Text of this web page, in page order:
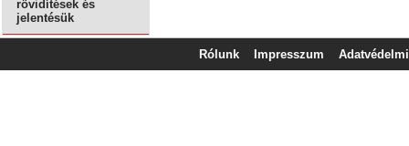
rövidítések és
jelentésük
Rólunk Impresszum